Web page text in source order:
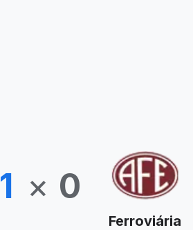
1 × 0
Ferroviária